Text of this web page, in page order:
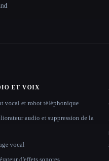
ET VOIX
vocal et robot téléphonique
audio et suppression de la
vocal
d'effets sonores